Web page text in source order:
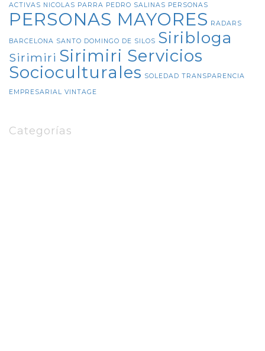
ACTIVAS NICOLAS PARRA PEDRO SALINAS PERSONAS
PERSONAS MAYORES RADARS
BARCELONA SANTO DOMINGO DE SILOS Siribloga
Sirimiri Sirimiri Servicios
Socioculturales SOLEDAD TRANSPARENCIA
EMPRESARIAL VINTAGE
Categorías